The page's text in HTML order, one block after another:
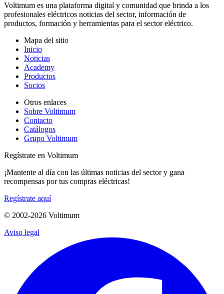
Voltimum es una plataforma digital y comunidad que brinda a los
profesionales eléctricos noticias del sector, información de
productos, formación y herramientas para el sector eléctrico.
Mapa del sitio
Inicio
Noticias
Academy
Productos
Socios
Otros enlaces
Sobre Voltimum
Contacto
Catálogos
Grupo Voltimum
Regístrate en Voltimum
¡Mantente al día con las últimas noticias del sector y gana
recompensas por tus compras eléctricas!
Regístrate aquí
© 2002-2026 Voltimum
Aviso legal